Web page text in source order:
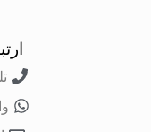
ارتباط با
واتساپ: ۰۹۳۳۱۳۸۲۲۱۱